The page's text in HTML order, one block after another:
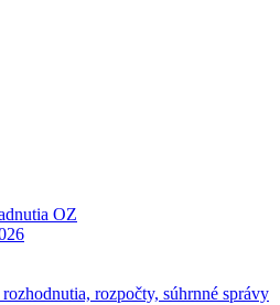
OZ
rozpočty, súhrnné správy